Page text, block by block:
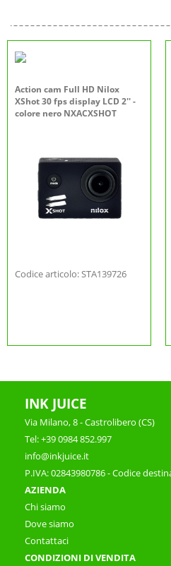
Action cam Full HD Nilox
XShot 30 fps display LCD 2'' -
colore nero NXACXSHOT
Codice articolo: STA139726
INK JUICE
Via Milano, 8 - Castrolibero (CS)
Tel: +39 0984 852.997
info@inkjuice.it
P.IVA: 02843980786 - Codice
AZIENDA
Chi siamo
Dove siamo
Contattaci
CONDIZIONI DI VENDITA